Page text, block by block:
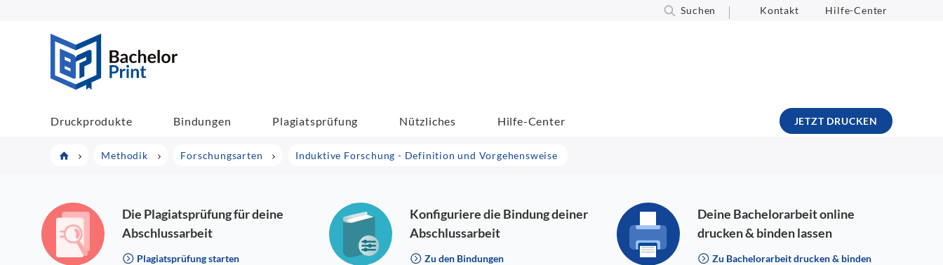
Suchen Kontakt Hilfe-Center
Druckprodukte Bindungen Plagiatsprüfung Nützliches Hilfe-Center JETZT DRUCKEN
Methodik Forschungsarten Induktive Forschung - Definition und Vorgehensweise
Die Plagiatsprüfung für deine
Abschlussarbeit
Plagiatsprüfung starten
Konfiguriere die Bindung deiner
Abschlussarbeit
Zu den Bindungen
Deine Bachelorarbeit online
drucken & binden lassen
Zu Bachelorarbeit drucken & binden